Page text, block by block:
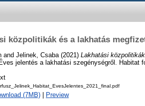
közpolitikák és a lakhatás
and Jelinek, Csaba (2021) Lakhatási
jelentés a lakhatási szegénységről. Habitat
(7MB) Preview